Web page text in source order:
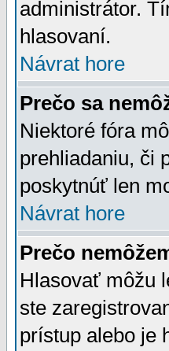
administrátor.
hlasovaní.
Návrat hore
Prečo sa
Niektoré fóra
prehliadaniu, či
poskytnúť len
Návrat hore
Prečo
Hlasovať môžu
ste
prístup alebo je